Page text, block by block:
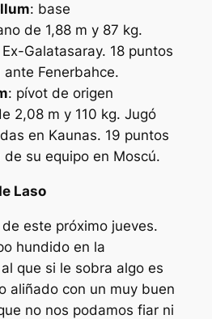
: base
de 1,88 m y 87 kg.
Galatasaray. 18 puntos
Fenerbahce.
: pívot de origen
2,08 m y 110 kg. Jugó
en Kaunas. 19 puntos
su equipo en Moscú.
Laso
este próximo jueves.
hundido en la
que si le sobra algo es
aliñado con un muy buen
no nos podamos fiar ni